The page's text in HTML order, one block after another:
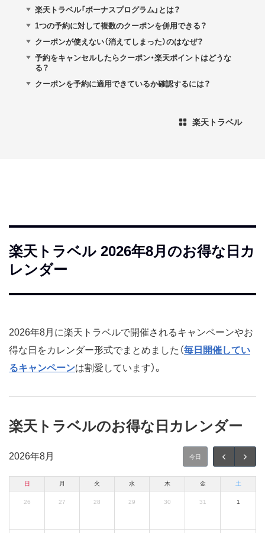
楽天トラベル「ボーナスプログラム」とは？
1つの予約に対して複数のクーポンを併用できる？
クーポンが使えない（消えてしまった）のはなぜ？
予約をキャンセルしたらクーポン・楽天ポイントはどうな
る？
クーポンを予約に適用できているか確認するには？
楽天トラベル
楽天トラベル 2026年8月のお得な日カ
レンダー
2026年8月に楽天トラベルで開催されるキャンペーンやお
得な日をカレンダー形式でまとめました（毎日開催してい
るキャンペーンは割愛しています）。
楽天トラベルのお得な日カレンダー
2026年8月 今日
日 月 火 水 木 金 土
26 27 28 29 30 31 1